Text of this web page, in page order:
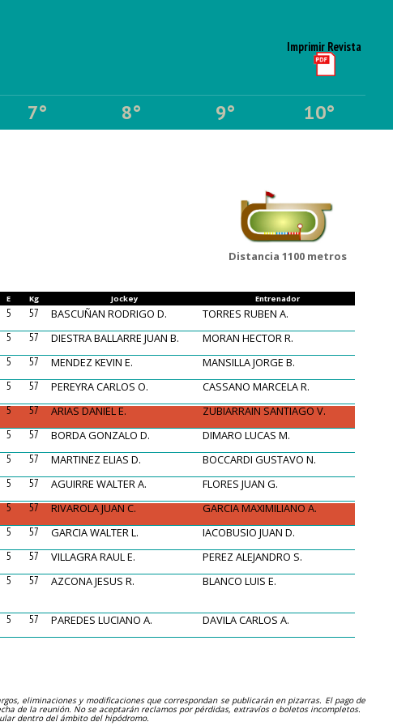
Imprimir Revista
7° 8° 9° 10°
Distancia 1100 metros
E Kg Jockey Entrenador
5 57 BASCUÑAN RODRIGO D.
TORRES RUBEN A.
5 57 DIESTRA BALLARRE JUAN B.
MORAN HECTOR R.
5 57 MENDEZ KEVIN E.
MANSILLA JORGE B.
5 57 PEREYRA CARLOS O.
CASSANO MARCELA R.
5 57 ARIAS DANIEL E.
ZUBIARRAIN SANTIAGO V.
5 57 BORDA GONZALO D.
DIMARO LUCAS M.
5 57 MARTINEZ ELIAS D.
BOCCARDI GUSTAVO N.
5 57 AGUIRRE WALTER A.
FLORES JUAN G.
5 57 RIVAROLA JUAN C.
GARCIA MAXIMILIANO A.
5 57 GARCIA WALTER L.
IACOBUSIO JUAN D.
5 57 VILLAGRA RAUL E.
PEREZ ALEJANDRO S.
5 57 AZCONA JESUS R. BLANCO LUIS E.
5 57 PAREDES LUCIANO A. DAVILA CARLOS A.
eliminaciones y modificaciones que correspondan se publicarán en pizarras. El pago de
de la reunión. No se aceptarán reclamos por pérdidas, extravíos o boletos incompletos.
dentro del ámbito del hipódromo.